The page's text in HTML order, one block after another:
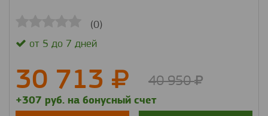
(0)
от 5 до 7 дней
30 713 40 950
+307 руб. на бонусный счет